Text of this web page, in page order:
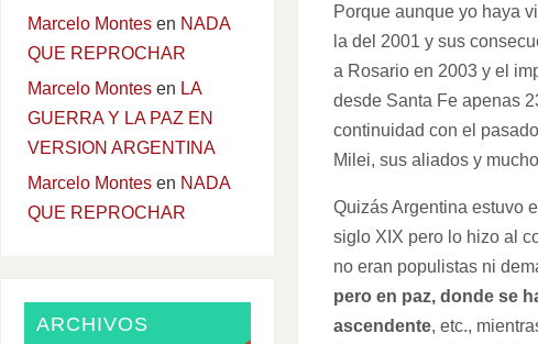
Porque aunque yo haya
la del 2001 y sus
a Rosario en 2003 y el
desde Santa Fe apenas
continuidad con el
Milei, sus aliados y
Quizás Argentina estuvo
siglo XIX pero lo hizo al
no eran populistas ni
pero en paz, donde se
ascendente, etc.,
Marcelo Montesen NADA
QUE REPROCHAR
Marcelo Montesen LA
GUERRA Y LA PAZ EN
VERSION ARGENTINA
Marcelo Montesen NADA
QUE REPROCHAR
ARCHIVOS